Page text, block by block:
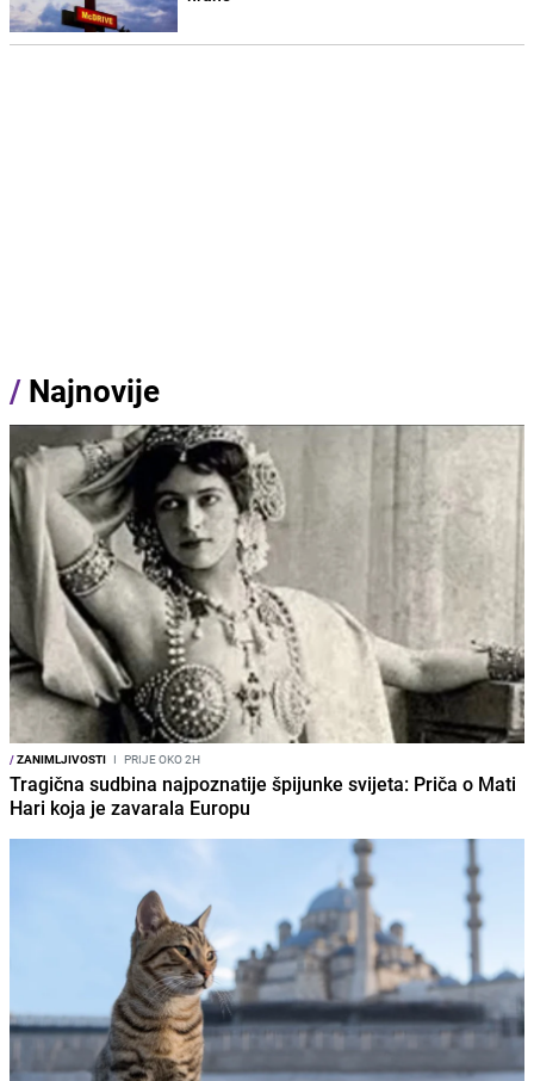
/ Najnovije
/ZANIMLJIVOSTI I PRIJE OKO 2H
Tragična sudbina najpoznatije špijunke svijeta: Priča o Mati
Hari koja je zavarala Europu